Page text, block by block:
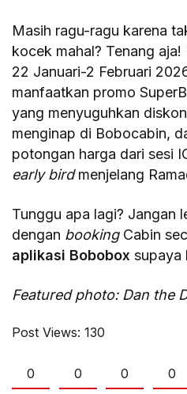
Masih ragu-ragu karena
kocek mahal? Tenang
22 Januari-2 Februari
manfaatkan promo
yang menyuguhkan
menginap di Bobocabin,
potongan harga dari sesi
early birdmenjelang
Tunggu apa lagi? Jangan
dengan booking Cabin
aplikasi Bobobox supaya
Featured photo: Dan the
Post Views: 130
0 0 0 0